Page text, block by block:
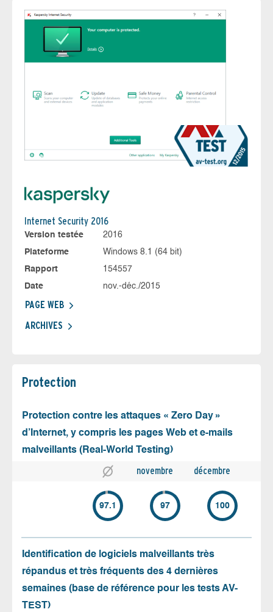
Internet Security 2016
Version testée
2016
Plateforme
Windows 8.1 (64 bit)
Rapport
154557
Date
nov.-déc./2015
PAGE WEB
ARCHIVES
Protection
Protection contre les attaques « Zero Day »
d’Internet, y compris les pages Web et e-mails
malveillants (Real-World Testing)
novembre décembre
97.1 97 100
Identification de logiciels malveillants très
répandus et très fréquents des 4 dernières
semaines (base de référence pour les tests AV-
TEST)